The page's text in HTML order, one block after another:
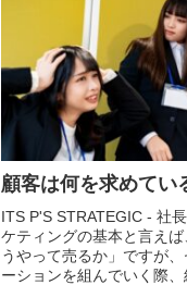
顧客は何を求めてい
ITS P'S STRATEGIC - 社
ケティングの基本と言え
うやって売るか」ですが
ーションを組んでいく際、